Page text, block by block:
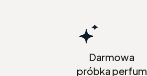
Darmowa
próbka perfum